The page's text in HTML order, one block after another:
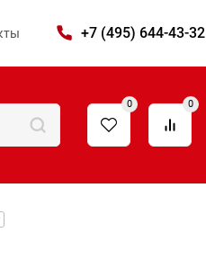
+7 (495) 644-43-32
0 0